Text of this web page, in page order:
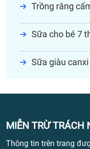
Trồng răng
Sữa cho bé 7
Sữa giàu canxi
MIỄN TRỪ TRÁCH
Thông tin trên trang